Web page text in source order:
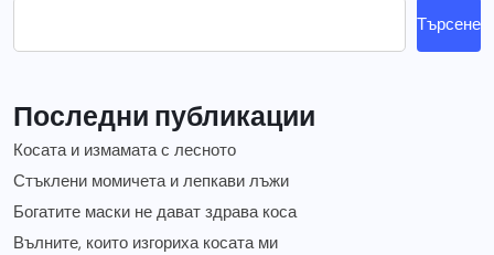
Търсене
Последни публикации
Косата и измамата с лесното
Стъклени момичета и лепкави лъжи
Богатите маски не дават здрава коса
Вълните, които изгориха косата ми